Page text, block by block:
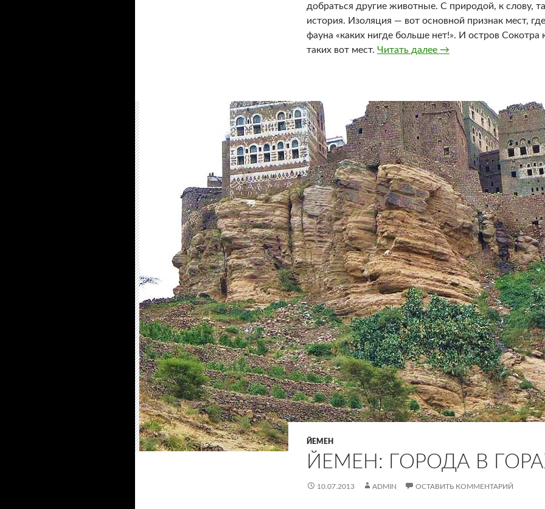
добраться другие животные. С природой, к слову,
история. Изоляция — вот основной признак мест,
фауна «каких нигде больше нет!». И остров Сокотра
таких вот мест. Читать далее Уникальная природа
→
ЙЕМЕН
ЙЕМЕН: ГОРОДА В
10.07.2013 ADMIN ОСТАВИТЬ КОММЕНТАРИЙ